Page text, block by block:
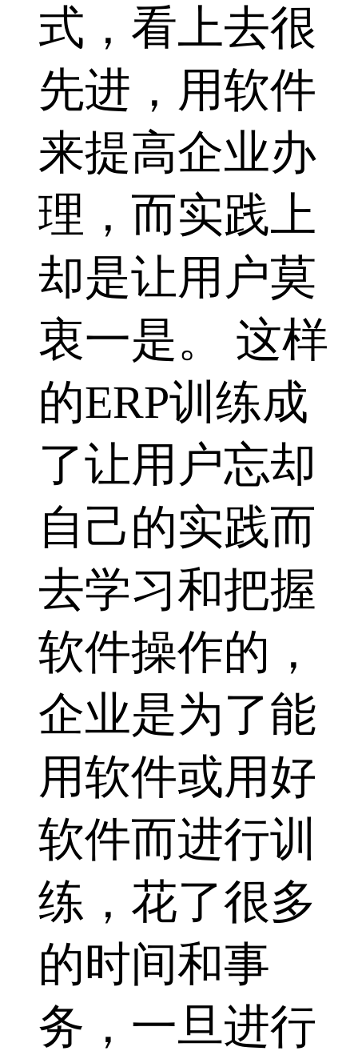
式，看上去很
先进，用软件
来提高企业办
理，而实践上
却是让用户莫
衷一是。 这样
的ERP训练成
了让用户忘却
自己的实践而
去学习和把握
软件操作的，
企业是为了能
用软件或用好
软件而进行训
练，花了很多
的时间和事
务，一旦进行